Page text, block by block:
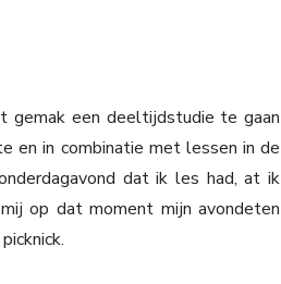
gemak een deeltijdstudie te gaan
en in combinatie met lessen in de
dat ik les had, at ik
op dat moment mijn avondeten